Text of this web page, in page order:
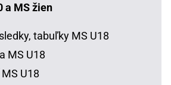
a MS žien
tabuľky MS U18
MS U18
U18